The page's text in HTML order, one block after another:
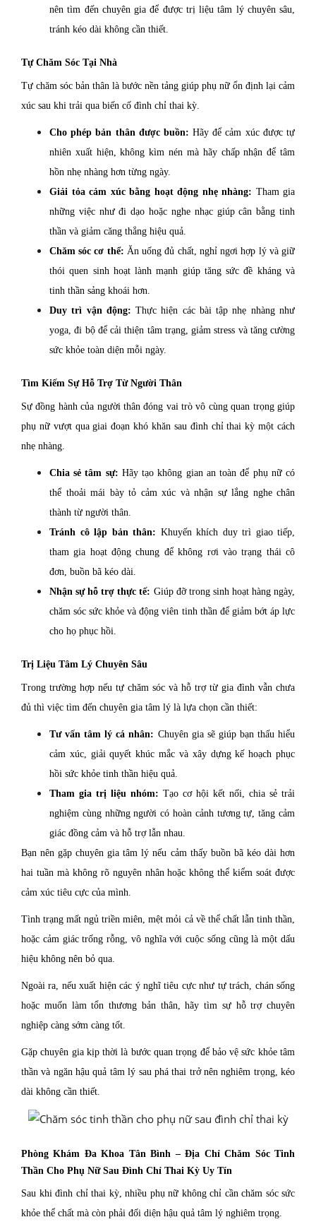
nên tìm đến chuyên gia để được trị liệu tâm lý chuyên sâu,
tránh kéo dài không cần thiết.
Tự Chăm Sóc Tại Nhà
Tự chăm sóc bản thân là bước nền tảng giúp phụ nữ ổn định lại cảm
xúc sau khi trải qua biến cố đình chỉ thai kỳ.
Cho phép bản thân được buồn: Hãy để cảm xúc được tự
nhiên xuất hiện, không kìm nén mà hãy chấp nhận để tâm
hồn nhẹ nhàng hơn từng ngày.
Giải tỏa cảm xúc bằng hoạt động nhẹ nhàng: Tham gia
những việc như đi dạo hoặc nghe nhạc giúp cân bằng tinh
thần và giảm căng thẳng hiệu quả.
Chăm sóc cơ thể: Ăn uống đủ chất, nghỉ ngơi hợp lý và giữ
thói quen sinh hoạt lành mạnh giúp tăng sức đề kháng và
tinh thần sảng khoái hơn.
Duy trì vận động: Thực hiện các bài tập nhẹ nhàng như
yoga, đi bộ để cải thiện tâm trạng, giảm stress và tăng cường
sức khỏe toàn diện mỗi ngày.
Tìm Kiếm Sự Hỗ Trợ Từ Người Thân
Sự đồng hành của người thân đóng vai trò vô cùng quan trọng giúp
phụ nữ vượt qua giai đoạn khó khăn sau đình chỉ thai kỳ một cách
nhẹ nhàng.
Chia sẻ tâm sự: Hãy tạo không gian an toàn để phụ nữ có
thể thoải mái bày tỏ cảm xúc và nhận sự lắng nghe chân
thành từ người thân.
Tránh cô lập bản thân: Khuyến khích duy trì giao tiếp,
tham gia hoạt động chung để không rơi vào trạng thái cô
đơn, buồn bã kéo dài.
Nhận sự hỗ trợ thực tế: Giúp đỡ trong sinh hoạt hàng ngày,
chăm sóc sức khỏe và động viên tinh thần để giảm bớt áp lực
cho họ phục hồi.
Trị Liệu Tâm Lý Chuyên Sâu
Trong trường hợp nếu tự chăm sóc và hỗ trợ từ gia đình vẫn chưa
đủ thì việc tìm đến chuyên gia tâm lý là lựa chọn cần thiết:
Tư vấn tâm lý cá nhân: Chuyên gia sẽ giúp bạn thấu hiểu
cảm xúc, giải quyết khúc mắc và xây dựng kế hoạch phục
hồi sức khỏe tinh thần hiệu quả.
Tham gia trị liệu nhóm: Tạo cơ hội kết nối, chia sẻ trải
nghiệm cùng những người có hoàn cảnh tương tự, tăng cảm
giác đồng cảm và hỗ trợ lẫn nhau.
Bạn nên gặp chuyên gia tâm lý nếu cảm thấy buồn bã kéo dài hơn
hai tuần mà không rõ nguyên nhân hoặc không thể kiểm soát được
cảm xúc tiêu cực của mình.
Tình trạng mất ngủ triền miên, mệt mỏi cả về thể chất lẫn tinh thần,
hoặc cảm giác trống rỗng, vô nghĩa với cuộc sống cũng là một dấu
hiệu không nên bỏ qua.
Ngoài ra, nếu xuất hiện các ý nghĩ tiêu cực như tự trách, chán sống
hoặc muốn làm tổn thương bản thân, hãy tìm sự hỗ trợ chuyên
nghiệp càng sớm càng tốt.
Gặp chuyên gia kịp thời là bước quan trọng để bảo vệ sức khỏe tâm
thần và ngăn hậu quả tâm lý sau phá thai trở nên nghiêm trọng, kéo
dài không cần thiết.
Phòng Khám Đa Khoa Tân Bình – Địa Chỉ Chăm Sóc Tinh
Thần Cho Phụ Nữ Sau Đình Chỉ Thai Kỳ Uy Tín
Sau khi đình chỉ thai kỳ, nhiều phụ nữ không chỉ cần chăm sóc sức
khỏe thể chất mà còn phải đối diện hậu quả tâm lý nghiêm trọng.